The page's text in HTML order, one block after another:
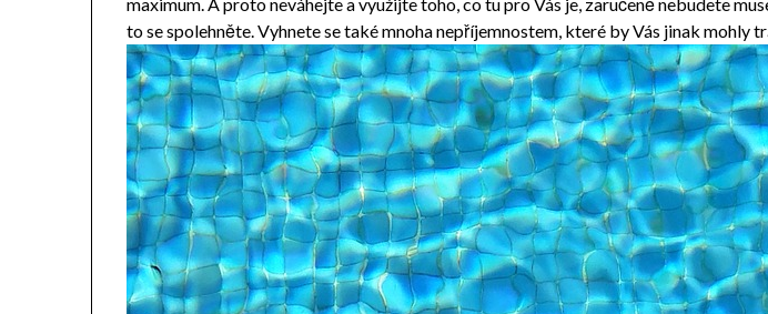
to se spolehněte. Vyhnete se také mnoha nepříjemnostem, které by Vás jinak mohly